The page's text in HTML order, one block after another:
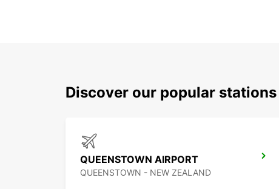
Discover our popular
QUEENSTOWN AIRPORT
QUEENSTOWN - NEW ZEALAND